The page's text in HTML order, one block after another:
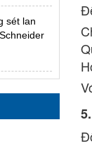
sét lan